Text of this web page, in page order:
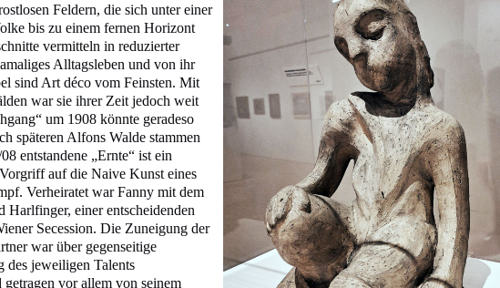
Feldern, die sich unter einer
bis zu einem fernen Horizont
vermitteln in reduzierter
Alltagsleben und von ihr
sind Art déco vom Feinsten. Mit
war sie ihrer Zeit jedoch weit
um 1908 könnte geradeso
späteren Alfons Walde stammen
entstandene „Ernte“ ist ein
auf die Naive Kunst eines
Verheiratet war Fanny mit dem
Harlfinger, einer entscheidenden
Secession. Die Zuneigung der
war über gegenseitige
des jeweiligen Talents
getragen vor allem von seinem